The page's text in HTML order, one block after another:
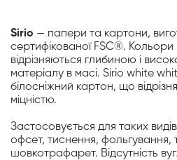
Sirio — папери та картони,
сертифікованої FSC®. Кольори
відрізняються глибиною і
матеріалу в масі. Sirio white
білосніжний картон, що
міцністю.
Застосовується для таких
офсет, тиснення, фольгування,
шовкотрафарет. Відсутність